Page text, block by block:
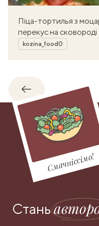
Піца-тортилья з
перекус на сковороді
Автор
kozina_food0
Назад
Смачніссімо!
Стань